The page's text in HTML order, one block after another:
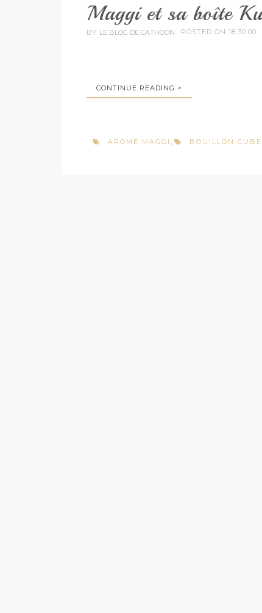
Maggi et sa boîte
BY LE BLOG DE CATHOON POSTED ON 18:30:00
CONTINUE READING >
AROME MAGGI , BOUILLON